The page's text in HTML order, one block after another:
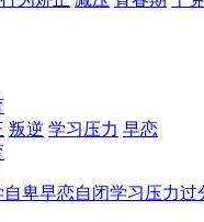
叛逆 学习压力 早恋
自卑早恋自闭学习压力过